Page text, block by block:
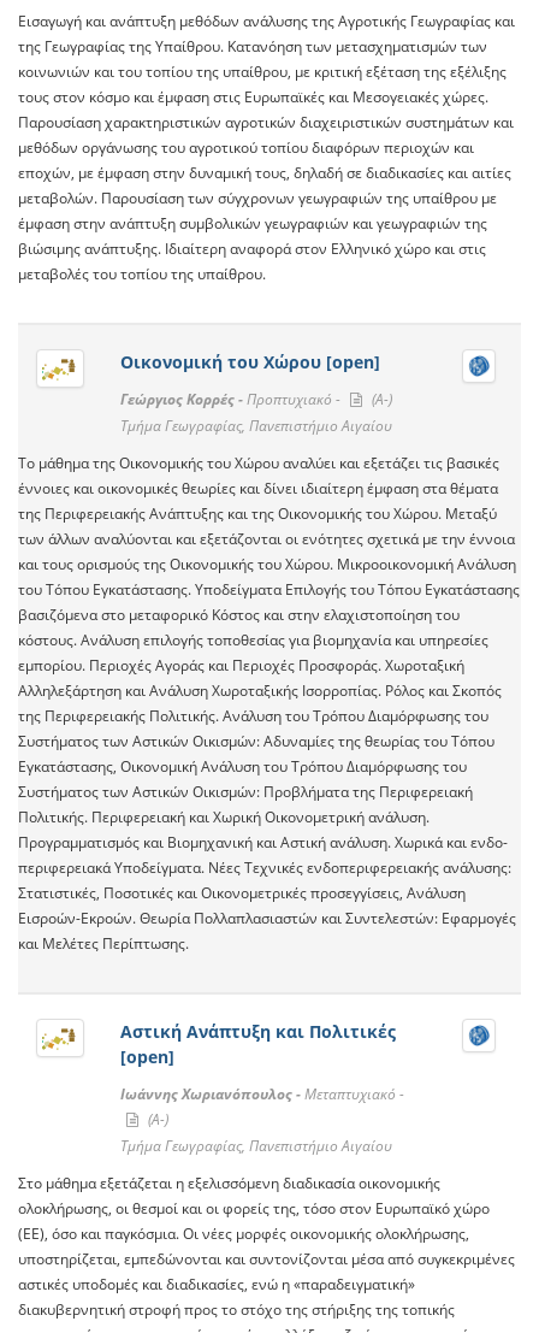
Εισαγωγή και ανάπτυξη μεθόδων ανάλυσης της Αγροτικής Γεωγραφίας και
της Γεωγραφίας της Υπαίθρου. Κατανόηση των μετασχηματισμών των
κοινωνιών και του τοπίου της υπαίθρου, με κριτική εξέταση της εξέλιξης
τους στον κόσμο και έμφαση στις Ευρωπαϊκές και Μεσογειακές χώρες.
Παρουσίαση χαρακτηριστικών αγροτικών διαχειριστικών συστημάτων και
μεθόδων οργάνωσης του αγροτικού τοπίου διαφόρων περιοχών και
εποχών, με έμφαση στην δυναμική τους, δηλαδή σε διαδικασίες και αιτίες
μεταβολών. Παρουσίαση των σύγχρονων γεωγραφιών της υπαίθρου με
έμφαση στην ανάπτυξη συμβολικών γεωγραφιών και γεωγραφιών της
βιώσιμης ανάπτυξης. Ιδιαίτερη αναφορά στον Ελληνικό χώρο και στις
μεταβολές του τοπίου της υπαίθρου.
Οικονομική του Χώρου [open]
Γεώργιος Κορρές -Προπτυχιακό -
(A-)
Τμήμα Γεωγραφίας, Πανεπιστήμιο Αιγαίου
Το μάθημα της Οικονομικής του Χώρου αναλύει και εξετάζει τις βασικές
έννοιες και οικονομικές θεωρίες και δίνει ιδιαίτερη έμφαση στα θέματα
της Περιφερειακής Ανάπτυξης και της Οικονομικής του Χώρου. Μεταξύ
των άλλων αναλύονται και εξετάζονται οι ενότητες σχετικά με την έννοια
και τους ορισμούς της Οικονομικής του Χώρου. Μικροοικονομική Ανάλυση
του Τόπου Εγκατάστασης. Υποδείγματα Επιλογής του Τόπου Εγκατάστασης
βασιζόμενα στο μεταφορικό Κόστος και στην ελαχιστοποίηση του
κόστους. Ανάλυση επιλογής τοποθεσίας για βιομηχανία και υπηρεσίες
εμπορίου. Περιοχές Αγοράς και Περιοχές Προσφοράς. Χωροταξική
Αλληλεξάρτηση και Ανάλυση Χωροταξικής Ισορροπίας. Ρόλος και Σκοπός
της Περιφερειακής Πολιτικής. Ανάλυση του Τρόπου Διαμόρφωσης του
Συστήματος των Αστικών Οικισμών: Αδυναμίες της θεωρίας του Τόπου
Εγκατάστασης, Οικονομική Ανάλυση του Τρόπου Διαμόρφωσης του
Συστήματος των Αστικών Οικισμών: Προβλήματα της Περιφερειακή
Πολιτικής. Περιφερειακή και Χωρική Οικονομετρική ανάλυση.
Προγραμματισμός και Βιομηχανική και Αστική ανάλυση. Χωρικά και ενδο-
περιφερειακά Υποδείγματα. Νέες Τεχνικές ενδοπεριφερειακής ανάλυσης:
Στατιστικές, Ποσοτικές και Οικονομετρικές προσεγγίσεις, Ανάλυση
Εισροών-Εκροών. Θεωρία Πολλαπλασιαστών και Συντελεστών: Εφαρμογές
και Μελέτες Περίπτωσης.
Αστική Ανάπτυξη και Πολιτικές
[open]
Ιωάννης Χωριανόπουλος -Μεταπτυχιακό -
(A-)
Τμήμα Γεωγραφίας, Πανεπιστήμιο Αιγαίου
Στο μάθημα εξετάζεται η εξελισσόμενη διαδικασία οικονομικής
ολοκλήρωσης, οι θεσμοί και οι φορείς της, τόσο στον Ευρωπαϊκό χώρο
(ΕΕ), όσο και παγκόσμια. Οι νέες μορφές οικονομικής ολοκλήρωσης,
υποστηρίζεται, εμπεδώνονται και συντονίζονται μέσα από συγκεκριμένες
αστικές υποδομές και διαδικασίες, ενώ η «παραδειγματική»
διακυβερνητική στροφή προς το στόχο της στήριξης της τοπικής